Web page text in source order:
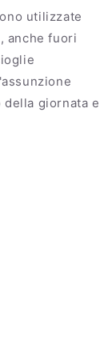
utilizzate
, anche fuori
della giornata e